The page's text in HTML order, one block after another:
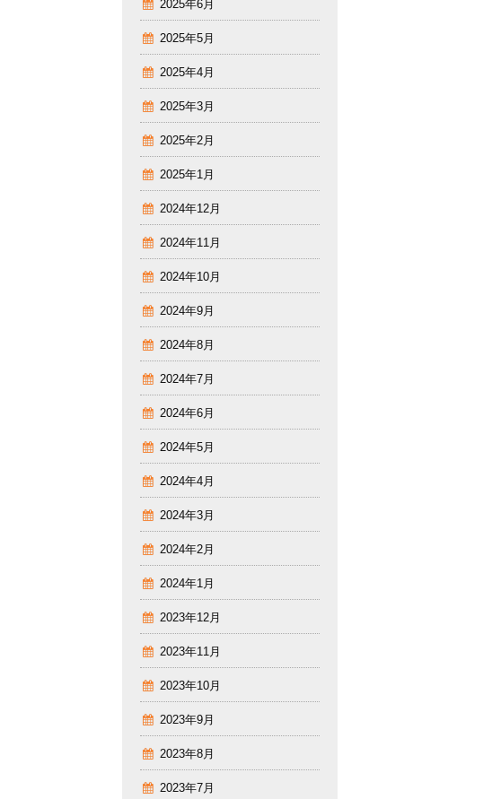
2025年6月
2025年5月
2025年4月
2025年3月
2025年2月
2025年1月
2024年12月
2024年11月
2024年10月
2024年9月
2024年8月
2024年7月
2024年6月
2024年5月
2024年4月
2024年3月
2024年2月
2024年1月
2023年12月
2023年11月
2023年10月
2023年9月
2023年8月
2023年7月